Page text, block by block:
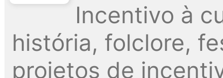
Incentivo à
história, folclore,
projetos de